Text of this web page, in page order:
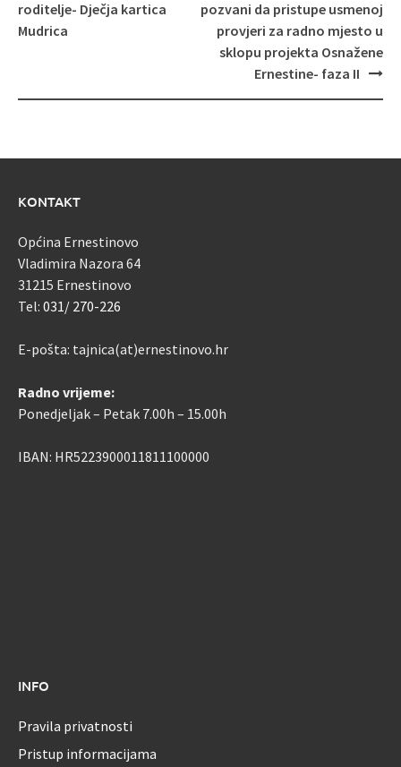
objava
roditelje- Dječja kartica
Mudrica
pozvani da pristupe usmenoj
provjeri za radno mjesto u
sklopu projekta Osnažene
Ernestine- faza II
KONTAKT
Općina Ernestinovo
Vladimira Nazora 64
31215 Ernestinovo
Tel: 031/ 270-226
E-pošta: tajnica(at)ernestinovo.hr
Radno vrijeme:
Ponedjeljak – Petak 7.00h – 15.00h
IBAN: HR5223900011811100000
INFO
Pravila privatnosti
Pristup informacijama